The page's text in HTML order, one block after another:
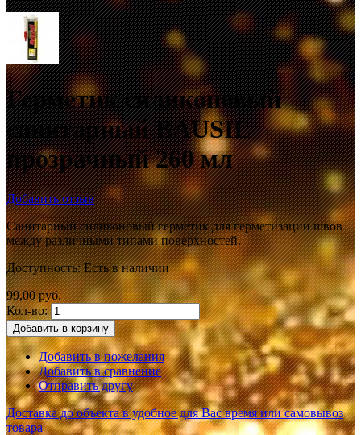
Герметик силиконовый
санитарный BAUSIL
прозрачный 260 мл
Добавить отзыв
Санитарный силиконовый герметик для герметизации швов
между различными типами поверхностей.
Доступность:Есть в наличии
99,00 руб.
Кол-во:
Добавить в корзину
Добавить в пожелания
Добавить в сравнение
Отправить другу
Доставка до объекта в удобное для Вас время или самовывоз
товара